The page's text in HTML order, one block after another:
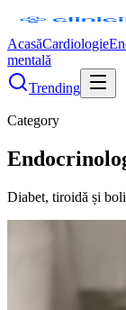
AcasăCardiologie
mentală
Trending
Category
Diabet, tiroidă și